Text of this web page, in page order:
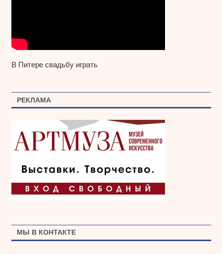
В Питере свадьбу играть
РЕКЛАМА
МЫ В КОНТАКТЕ